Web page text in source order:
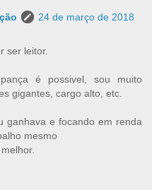
24 de março de 2018
ser leitor.
é possivel, sou muito
gigantes, cargo alto, etc.
ganhava e focando em renda
mesmo